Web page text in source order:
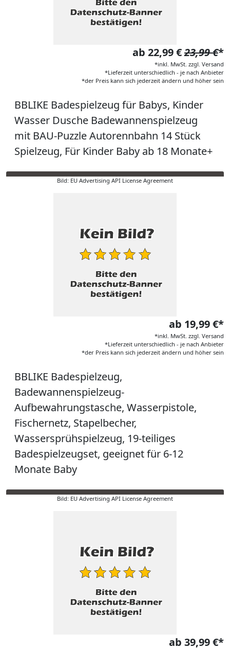
ab 22,99 €23,99 €*
*inkl. MwSt. zzgl. Versand
*Lieferzeit unterschiedlich - je nach Anbieter
*der Preis kann sich jederzeit ändern und höher sein
BBLIKE Badespielzeug für Babys, Kinder
Wasser Dusche Badewannenspielzeug
mit BAU-Puzzle Autorennbahn 14 Stück
Spielzeug, Für Kinder Baby ab 18 Monate+
Bild: EU Advertising API License Agreement
ab 19,99 €*
*inkl. MwSt. zzgl. Versand
*Lieferzeit unterschiedlich - je nach Anbieter
*der Preis kann sich jederzeit ändern und höher sein
BBLIKE Badespielzeug,
Badewannenspielzeug-
Aufbewahrungstasche, Wasserpistole,
Fischernetz, Stapelbecher,
Wassersprühspielzeug, 19-teiliges
Badespielzeugset, geeignet für 6-12
Monate Baby
Bild: EU Advertising API License Agreement
ab 39,99 €*